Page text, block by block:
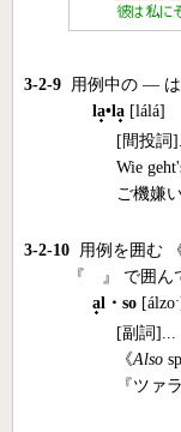
3-2-9用例中の ― は
la•la [lálá]
[間投詞
Wie
ご機嫌
3-2-10用例を囲む
『 』 で囲ん
al・so
[副詞]...
《Also
『ツァ